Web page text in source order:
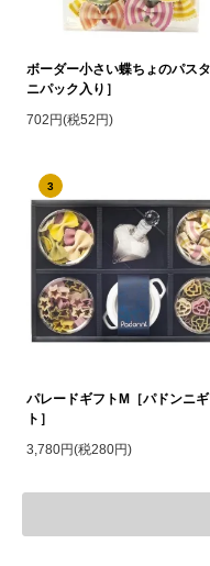
ボーダー小さい蝶ちょのパス
ニパック入り］
702円(税52円)
3
パレードギフトM［パドンニ
ト］
3,780円(税280円)